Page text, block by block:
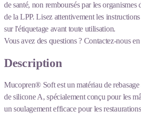
de santé, non remboursés par les organismes
de la LPP. Lisez attentivement les
sur l'étiquetage avant toute utilisation.
Vous avez des questions ? Contactez-nous
Description
Mucopren® Soft est un matériau de rebasage
de silicone A, spécialement conçu pour les
un soulagement efficace pour les